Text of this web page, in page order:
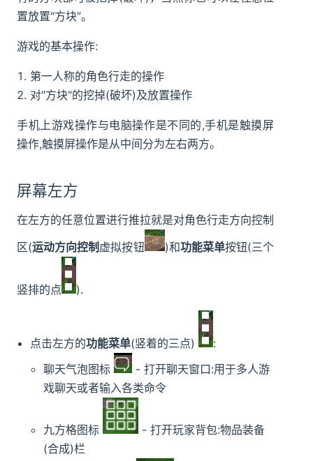
置放置“方块”。
游戏的基本操作:
第一人称的角色行走的操作
对"方块"的挖掉(破坏)及放置操作
手机上游戏操作与电脑操作是不同的,手机是触摸屏
操作,触摸屏操作是从中间分为左右两方。
屏幕左方
在左方的任意位置进行推拉就是对角色行走方向控制
区(运动方向控制 虚拟按钮 )和功能菜单按钮(三个
竖排的点 ).
点击左方的功能菜单(竖着的三点)
:
聊天气泡图标
- 打开聊天窗口:用于多人游
戏聊天或者输入各类命令
九方格图标
- 打开玩家背包:物品装备
(合成)栏